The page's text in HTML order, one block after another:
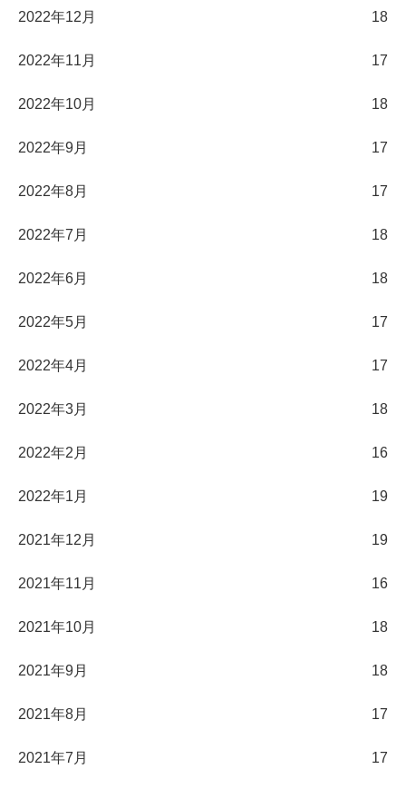
2022年12月 18
2022年11月 17
2022年10月 18
2022年9月 17
2022年8月 17
2022年7月 18
2022年6月 18
2022年5月 17
2022年4月 17
2022年3月 18
2022年2月 16
2022年1月 19
2021年12月 19
2021年11月 16
2021年10月 18
2021年9月 18
2021年8月 17
2021年7月 17